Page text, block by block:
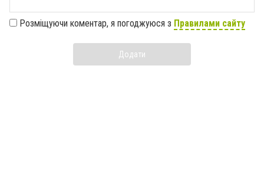
Розміщуючи коментар, я погоджуюся з Правилами сайту
Додати